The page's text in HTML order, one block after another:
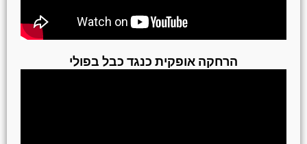
הרחקה אופקית כנגד כבל בפולי